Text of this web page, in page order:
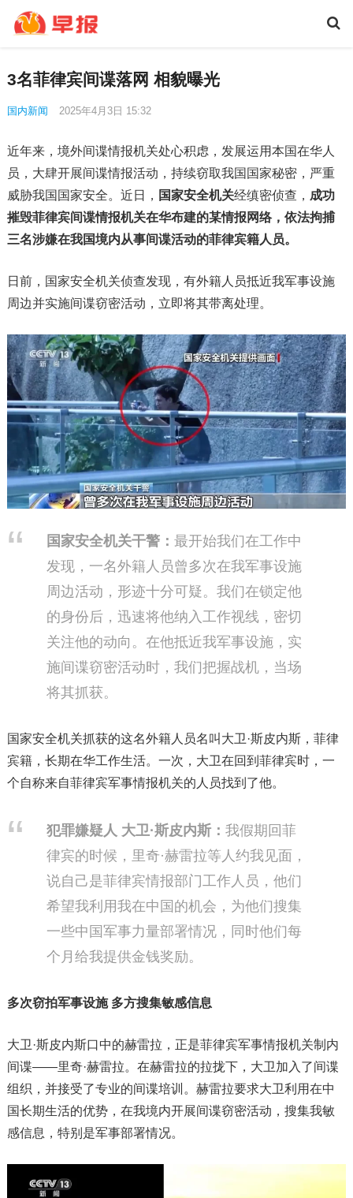
3名菲律宾间谍落网 相貌曝光
国内新闻 2025年4月3日 15:32
近年来，境外间谍情报机关处心积虑，发展运用本国在华人
员，大肆开展间谍情报活动，持续窃取我国国家秘密，严重
威胁我国国家安全。近日， 国家安全机关经缜密侦查， 成功
摧毁菲律宾间谍情报机关在华布建的某情报网络，依法拘捕
三名涉嫌在我国境内从事间谍活动的菲律宾籍人员。
日前，国家安全机关侦查发现，有外籍人员抵近我军事设施
周边并实施间谍窃密活动，立即将其带离处理。
国家安全机关干警： 最开始我们在工作中
发现，一名外籍人员曾多次在我军事设施
周边活动，形迹十分可疑。我们在锁定他
的身份后，迅速将他纳入工作视线，密切
关注他的动向。在他抵近我军事设施，实
施间谍窃密活动时，我们把握战机，当场
将其抓获。
国家安全机关抓获的这名外籍人员名叫大卫·斯皮内斯，菲律
宾籍，长期在华工作生活。一次，大卫在回到菲律宾时，一
个自称来自菲律宾军事情报机关的人员找到了他。
犯罪嫌疑人 大卫·斯皮内斯： 我假期回菲
律宾的时候，里奇·赫雷拉等人约我见面，
说自己是菲律宾情报部门工作人员，他们
希望我利用我在中国的机会，为他们搜集
一些中国军事力量部署情况，同时他们每
个月给我提供金钱奖励。
多次窃拍军事设施 多方搜集敏感信息
大卫·斯皮内斯口中的赫雷拉，正是菲律宾军事情报机关制内
间谍——里奇·赫雷拉。在赫雷拉的拉拢下，大卫加入了间谍
组织，并接受了专业的间谍培训。赫雷拉要求大卫利用在中
国长期生活的优势，在我境内开展间谍窃密活动，搜集我敏
感信息，特别是军事部署情况。